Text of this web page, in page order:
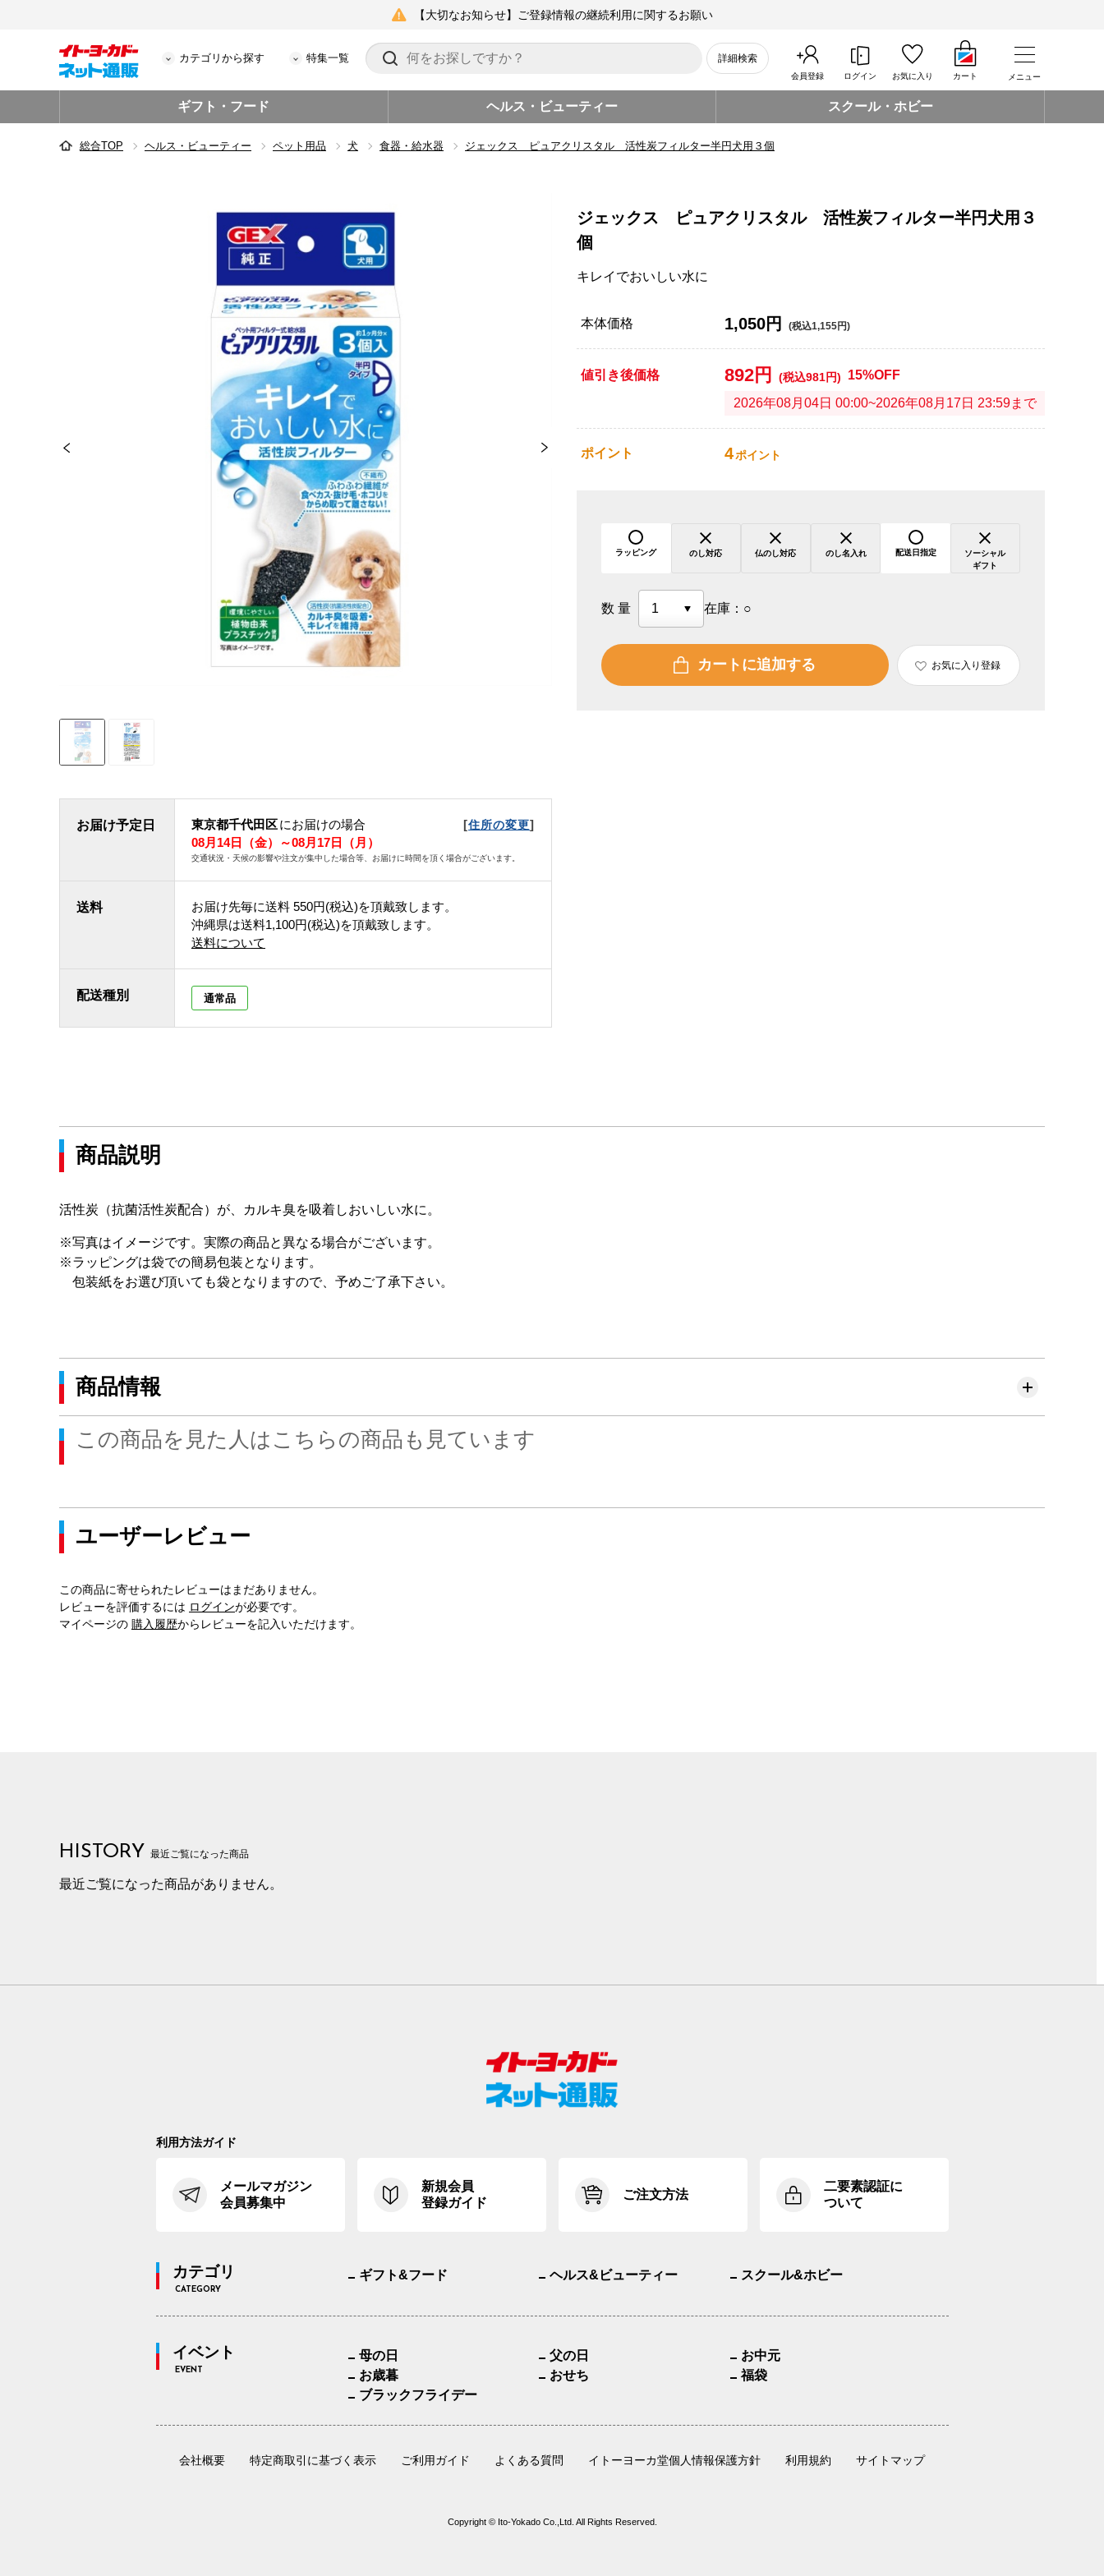
【大切なお知らせ】ご登録情報の継続利用に関するお願い
カテゴリから探す 特集一覧 詳細検索
会員登録 ログイン お気に入り カート メニュー
ギフト・フード ヘルス・ビューティー スクール・ホビー
総合TOP ヘルス・ビューティー ペット用品 犬 食器・給水器 ジェックス ピュアクリスタル 活性炭フィルター半円犬用３個
お届け予定日 東京都千代田区にお届けの場合 [住所の変更]
08月14日（金）～08月17日（月）
交通状況・天候の影響や注文が集中した場合等、お届けに時間を頂く場合がございます。
送料 お届け先毎に送料 550円(税込)を頂戴致します。
沖縄県は送料1,100円(税込)を頂戴致します。
送料について
配送種別 通常品
ジェックス ピュアクリスタル 活性炭フィルター半円犬用３
個
キレイでおいしい水に
本体価格 1,050円 (税込1,155円)
値引き後価格 892円 (税込981円) 15%OFF
2026年08月04日 00:00~2026年08月17日 23:59まで
ポイント 4ポイント
ラッピング のし対応 仏のし対応 のし名入れ 配送日指定
ソーシャル
ギフト
数量 在庫： ○
カートに追加する お気に入り登録
商品説明
活性炭（抗菌活性炭配合）が、カルキ臭を吸着しおいしい水に。
※写真はイメージです。実際の商品と異なる場合がございます。
※ラッピングは袋での簡易包装となります。
包装紙をお選び頂いても袋となりますので、予めご了承下さい。
商品情報
この商品を見た人はこちらの商品も見ています
ユーザーレビュー
この商品に寄せられたレビューはまだありません。
レビューを評価するには ログインが必要です。
マイページの 購入履歴からレビューを記入いただけます。
HISTORY 最近ご覧になった商品
最近ご覧になった商品がありません。
利用方法ガイド
メールマガジン
会員募集中
新規会員
登録ガイド
ご注文方法
二要素認証に
ついて
カテゴリ
CATEGORY
ギフト&フード ヘルス&ビューティー スクール&ホビー
イベント
EVENT
母の日 父の日
お中元
お歳暮
おせち
福袋
ブラックフライデー
会社概要 特定商取引に基づく表示 ご利用ガイド よくある質問 イトーヨーカ堂個人情報保護方針 利用規約 サイトマップ
Copyright © Ito-Yokado Co.,Ltd. All Rights Reserved.